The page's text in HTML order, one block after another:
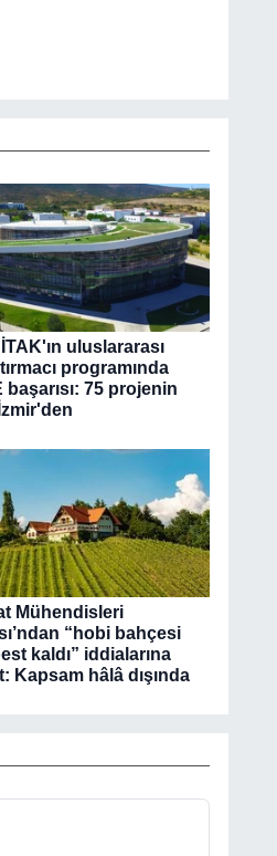
uluslararası
programında
başarısı: 75 projenin
Mühendisleri
“hobi bahçesi
kaldı” iddialarına
Kapsam hâlâ dışında